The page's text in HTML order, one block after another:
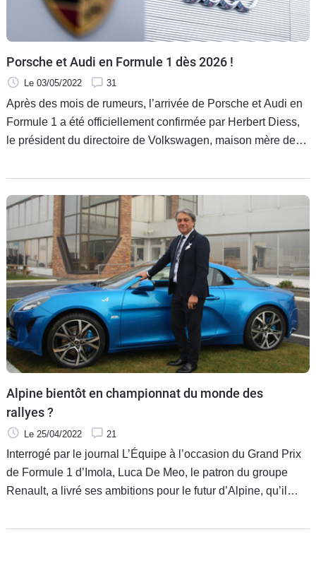
Porsche et Audi en Formule 1 dès 2026 !
Le 03/05/2022 31
Après des mois de rumeurs, l’arrivée de Porsche et Audi en
Formule 1 a été officiellement confirmée par Herbert Diess,
le président du directoire de Volkswagen, maison mère des
Alpine bientôt en championnat du monde des
rallyes ?
Le 25/04/2022 21
Interrogé par le journal L’Équipe à l’occasion du Grand Prix
de Formule 1 d’Imola, Luca De Meo, le patron du groupe
Renault, a livré ses ambitions pour le futur d’Alpine, qu’il
championnat du monde WRC passe au 100 % électrique.